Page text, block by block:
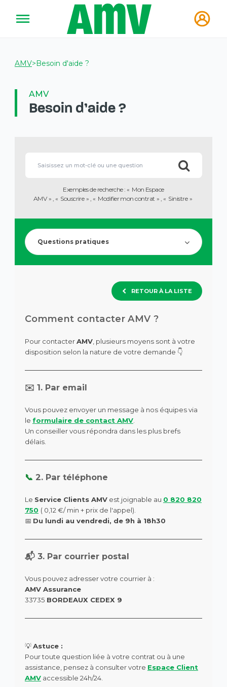
AMV>Besoin d'aide ?
AMV
Besoin d'aide ?
redirigé
description
question.
barre
des
faciliter
Exemples de recherche :
Mon Espace
AMV
Souscrire Modifier mon contrat Sinistre
Questions pratiques
RETOUR À LA LISTE
Comment contacter AMV ?
Pour contacterAMV, plusieurs moyens sont à votre
disposition selon la nature de votre demande 👇
✉️ 1. Par email
Vous pouvez envoyer un message à nos équipes via
le formulaire de contact AMV.
Un conseiller vous répondra dans les plus brefs
délais.
📞 2. Par téléphone
Le Service Clients AMVest joignable au 0 820 820
750 ( 0,12 €/ min + prix de l'appel).
📅 Du lundi au vendredi, de 9h à 18h30
📬 3. Par courrier postal
Vous pouvez adresser votre courrier à :
AMV Assurance
33735 BORDEAUX CEDEX 9
💡Astuce :
Pour toute question liée à votre contrat ou à une
assistance, pensez à consulter votre Espace Client
AMVaccessible 24h/24.